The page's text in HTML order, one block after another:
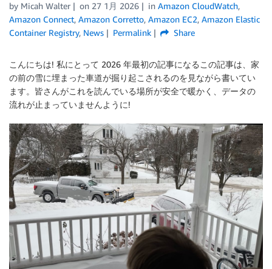
by Micah Walter on 27 1月 2026 in Amazon CloudWatch,
Amazon Connect, Amazon Corretto, Amazon EC2, Amazon Elastic
Container Registry, News Permalink Share
こんにちは! 私にとって 2026 年最初の記事になるこの記事は、家
の前の雪に埋まった車道が掘り起こされるのを見ながら書いてい
ます。皆さんがこれを読んでいる場所が安全で暖かく、データの
流れが止まっていませんように!